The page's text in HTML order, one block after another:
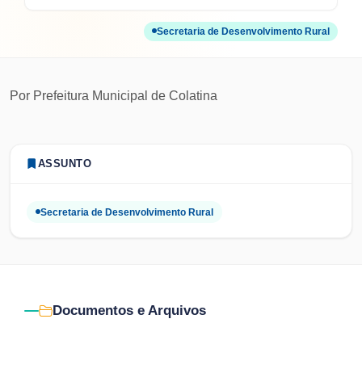
Secretaria de Desenvolvimento Rural
Por Prefeitura Municipal de Colatina
ASSUNTO
Secretaria de Desenvolvimento Rural
Documentos e Arquivos